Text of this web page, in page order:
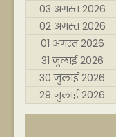
03 अगस्त 2026
02 अगस्त 2026
01 अगस्त 2026
31 जुलाई 2026
30 जुलाई 2026
29 जुलाई 2026